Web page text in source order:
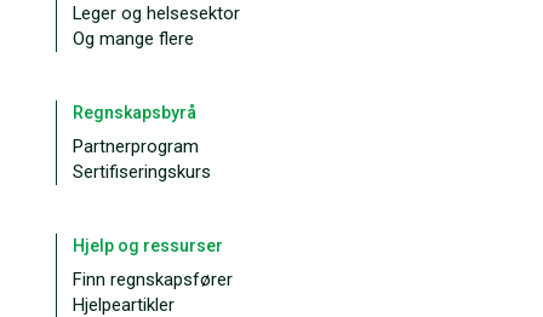
Leger og helsesektor
Og mange flere
Regnskapsbyrå
Partnerprogram
Sertifiseringskurs
Hjelp og ressurser
Finn regnskapsfører
Hjelpeartikler